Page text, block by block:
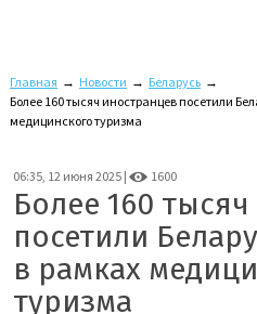
Главная → Новости → Беларусь →
Более 160 тысяч иностранцев посетили
медицинского туризма
06:35, 12 июня 2025 | 1600
Более 160
посетили
в рамках
туризма